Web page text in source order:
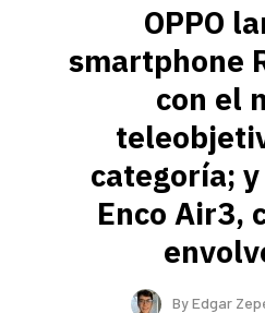
OPPO
smartphone
con el
categoría; y
Enco Air3,
ByEdgar